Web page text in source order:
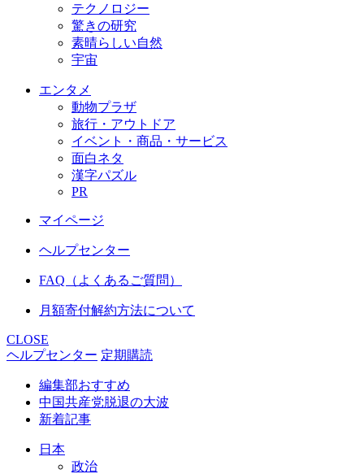
テクノロジー
驚きの研究
素晴らしい自然
宇宙
エンタメ
動物プラザ
旅行・アウトドア
イベント・商品・サービス
面白ネタ
漢字パズル
PR
マイページ
ヘルプセンター
FAQ（よくあるご質問）
月額寄付解約方法について
CLOSE
ヘルプセンター 定期購読
編集部おすすめ
中国共産党脱退の大波
新着記事
日本
政治